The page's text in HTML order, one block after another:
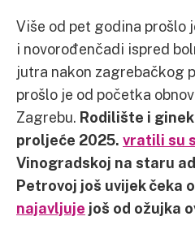
Više od pet godina prošlo
i novorođenčadi ispred
jutra nakon zagrebačkog
prošlo je od početka
Zagrebu. Rodilište i
proljeće 2025. vratili su
Vinogradskoj na staru
Petrovoj još uvijek čeka
najavljuje još od ožujka